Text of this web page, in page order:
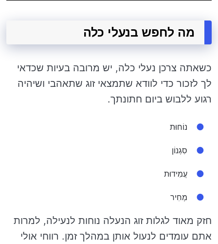
מה לחפש בנעלי כלה
כשאתה צרכן נעלי כלה, יש מרובה בעיות שכדאי
לך לזכור כדי לוודא שתמצאי זוג שתאהבי ושיהיה
רגוע ללבוש ביום חתונתך.
נוֹחוּת
סִגְנוֹן
עֲמִידוּת
מְחִיר
חזק מאוד לגלות זוג הנעלה נוחות לנעילה, למרות
אתם עומדים לנעול אותן במהלך זמן. רווחי אולי